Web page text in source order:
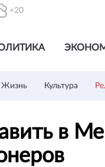
+20
Жизнь Культура
в